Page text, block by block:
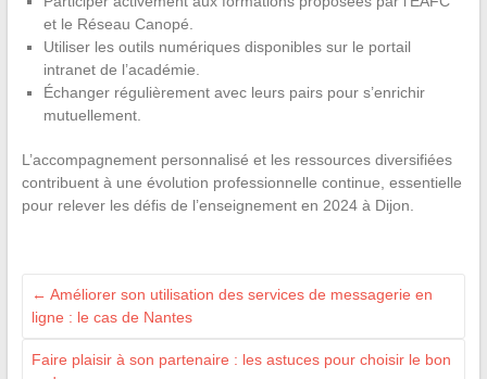
et le Réseau Canopé.
Utiliser les outils numériques disponibles sur le portail
intranet de l’académie.
Échanger régulièrement avec leurs pairs pour s’enrichir
mutuellement.
L’accompagnement personnalisé et les ressources diversifiées
contribuent à une évolution professionnelle continue, essentielle
pour relever les défis de l’enseignement en 2024 à Dijon.
← Améliorer son utilisation des services de messagerie en
ligne : le cas de Nantes
Faire plaisir à son partenaire : les astuces pour choisir le bon